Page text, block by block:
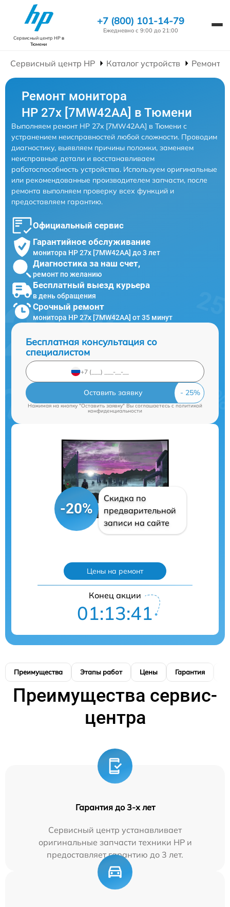
Сервисный центр HPв
Тюмени
+7 (800) 101-14-79
Ежедневно с 9:00 до 21:00
Сервисный центр HP Каталог устройств Ремонт
Ремонт монитора
HP 27x [7MW42AA] в Тюмени
Выполняем ремонт HP 27x [7MW42AA] в Тюмени с
устранением неисправностей любой сложности. Проводим
диагностику, выявляем причины поломки, заменяем
неисправные детали и восстанавливаем
работоспособность устройства. Используем оригинальные
или рекомендованные производителем запчасти, после
ремонта выполняем проверку всех функций и
предоставляем гарантию.
Официальный сервис
Гарантийное обслуживание
монитора HP 27x [7MW42AA] до 3 лет
Диагностика за наш счет,
ремонт по желанию
Бесплатный выезд курьера
в день обращения
Срочный ремонт
монитора HP 27x [7MW42AA] от 35 минут
Бесплатная консультация со
специалистом
Оставить заявку
Нажимая на кнопку "Оставить заявку" Вы соглашаетесь cполитикой
конфиденциальности
-20%
Скидка по
предварительной
записи на сайте
Цены на ремонт
Конец акции
01:13:40
Преимущества Этапы работ Цены Гарантия
Преимущества сервис-
центра
Гарантия до 3-х лет
Сервисный центр устанавливает
оригинальные запчасти техники HP и
предоставляет гарантию до 3 лет.